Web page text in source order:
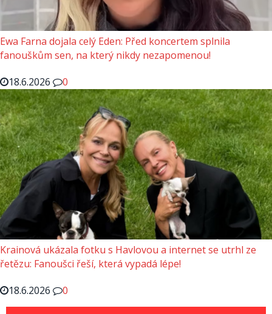
Ewa Farna dojala celý Eden: Před koncertem splnila
fanouškům sen, na který nikdy nezapomenou!
18.6.2026
0
Krainová ukázala fotku s Havlovou a internet se utrhl ze
řetězu: Fanoušci řeší, která vypadá lépe!
18.6.2026
0